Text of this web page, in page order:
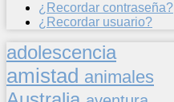
¿Recordar contraseña?
¿Recordar usuario?
adolescencia
amistad animales